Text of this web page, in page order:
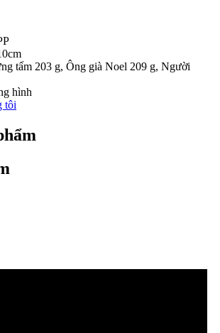
tấm 203 g, Ông già Noel 209 g, Người
hình
tôi